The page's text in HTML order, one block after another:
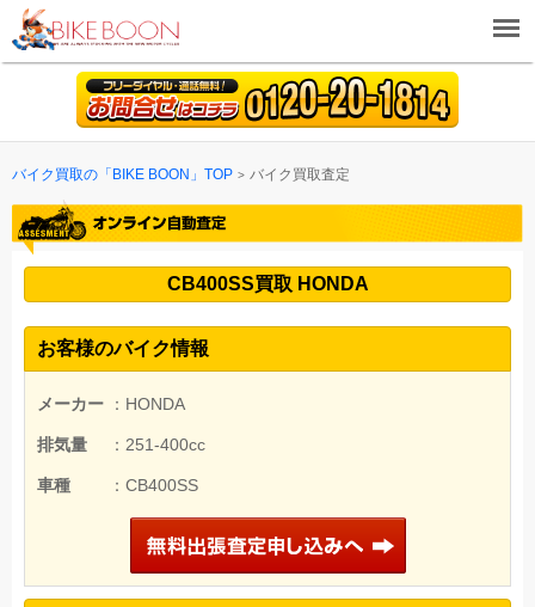
バイク買取の「BIKE BOON」TOP バイク買取査定
CB400SS買取 HONDA
お客様のバイク情報
メーカー ：HONDA
排気量 ：251-400cc
車種 ：CB400SS